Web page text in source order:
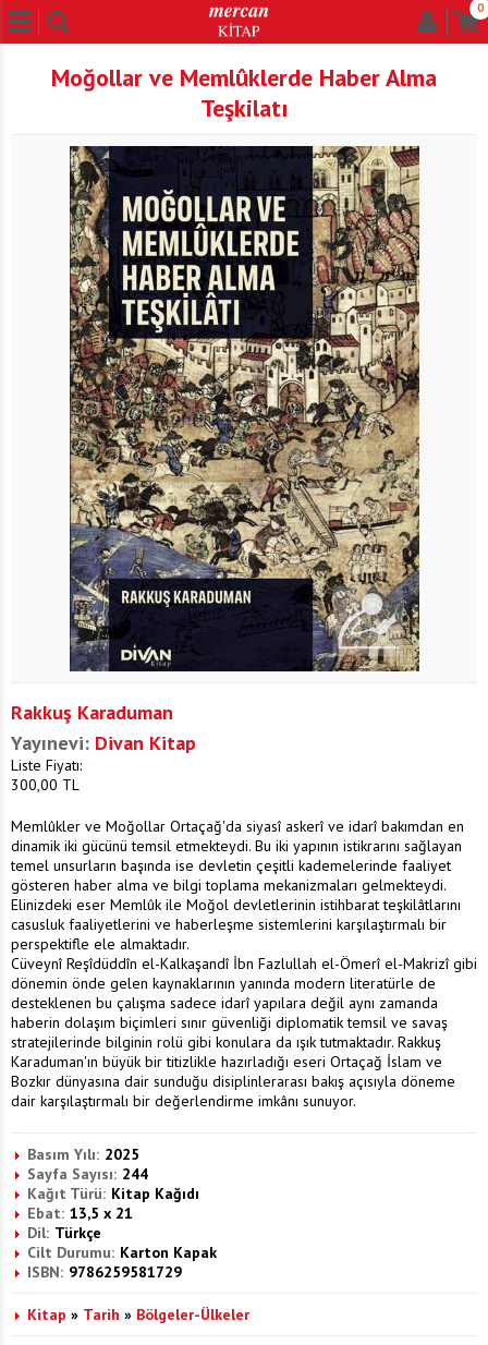
0
Moğollar ve Memlûklerde Haber Alma
Teşkilatı
Rakkuş Karaduman
Yayınevi: Divan Kitap
Liste Fiyatı:
300,00 TL
Memlûkler ve Moğollar Ortaçağ'da siyasî askerî ve idarî bakımdan en
dinamik iki gücünü temsil etmekteydi. Bu iki yapının istikrarını sağlayan
temel unsurların başında ise devletin çeşitli kademelerinde faaliyet
gösteren haber alma ve bilgi toplama mekanizmaları gelmekteydi.
Elinizdeki eser Memlûk ile Moğol devletlerinin istihbarat teşkilâtlarını
casusluk faaliyetlerini ve haberleşme sistemlerini karşılaştırmalı bir
perspektifle ele almaktadır.
Cüveynî Reşîdüddîn el-Kalkaşandî İbn Fazlullah el-Ömerî el-Makrizî gibi
dönemin önde gelen kaynaklarının yanında modern literatürle de
desteklenen bu çalışma sadece idarî yapılara değil aynı zamanda
haberin dolaşım biçimleri sınır güvenliği diplomatik temsil ve savaş
stratejilerinde bilginin rolü gibi konulara da ışık tutmaktadır. Rakkuş
Karaduman'ın büyük bir titizlikle hazırladığı eseri Ortaçağ İslam ve
Bozkır dünyasına dair sunduğu disiplinlerarası bakış açısıyla döneme
dair karşılaştırmalı bir değerlendirme imkânı sunuyor.
Basım Yılı: 2025
Sayfa Sayısı: 244
Kağıt Türü: Kitap Kağıdı
Ebat: 13,5 x 21
Dil: Türkçe
Cilt Durumu: Karton Kapak
ISBN: 9786259581729
Kitap » Tarih » Bölgeler-Ülkeler